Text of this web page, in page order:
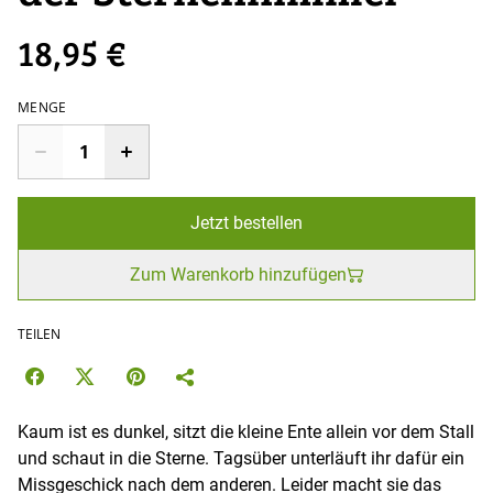
18,95 €
MENGE
Jetzt bestellen
Zum Warenkorb hinzufügen
TEILEN
Kaum ist es dunkel, sitzt die kleine Ente allein vor dem Stall
und schaut in die Sterne. Tagsüber unterläuft ihr dafür ein
Missgeschick nach dem anderen. Leider macht sie das